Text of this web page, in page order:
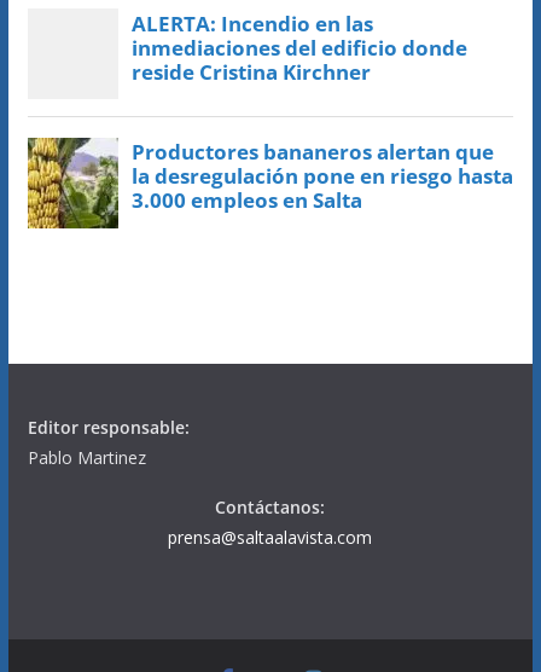
Editor responsable:
Pablo Martinez
Contáctanos:
prensa@saltaalavista.com